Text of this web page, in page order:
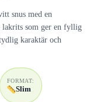
snus med en
lakrits som ger en fyllig
karaktär och
FORMAT:
Slim